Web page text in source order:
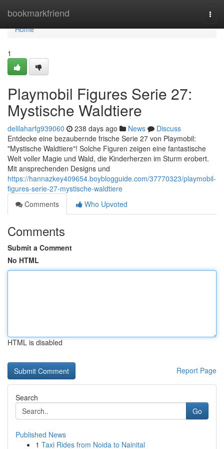
bookmarkfriend
Home
Home
1
Playmobil Figures Serie 27:
Mystische Waldtiere
delilaharfg939060 238 days ago News
Discuss
Entdecke eine bezaubernde frische Serie 27 von Playmobil:
"Mystische Waldtiere"! Solche Figuren zeigen eine fantastische
Welt voller Magie und Wald, die Kinderherzen im Sturm erobert.
Mit ansprechenden Designs und
https://hannazkey409654.boyblogguide.com/37770323/playmobil-
figures-serie-27-mystische-waldtiere
Comments
Who Upvoted
Comments
Submit a Comment
No HTML
HTML is disabled
Report Page
Search
Go
Published News
1 Taxi Rides from Noida to Nainital